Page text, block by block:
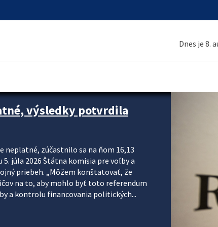
Dnes je 8.
výsledky potvrdila
neplatné, zúčastnilo sa na ňom 16,13
júla 2026 Štátna komisia pre voľby a
priebeh. „Môžem konštatovať, že
na to, aby mohlo byť toto referendum
a kontrolu financovania politických...